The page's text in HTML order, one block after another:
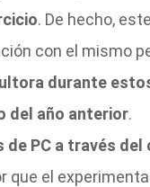
. De hecho,
con el mismo
durante
del año anterior.
PC a través
el